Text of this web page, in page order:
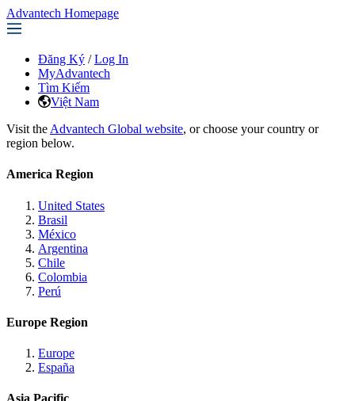
Advantech Homepage
Đăng Ký / Log In
MyAdvantech
Tìm Kiếm
Việt Nam
Visit the Advantech Global website, or choose your country or
region below.
America Region
United States
Brasil
México
Argentina
Chile
Colombia
Perú
Europe Region
Europe
España